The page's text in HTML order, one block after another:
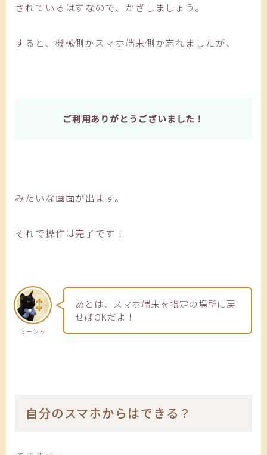
されているはずなので、かざしましょう。
すると、機械側かスマホ端末側か忘れましたが、
ご利用ありがとうございました！
みたいな画面が出ます。
それで操作は完了です！
ミーシャ
あとは、スマホ端末を指定の場所に戻
せばOKだよ！
自分のスマホからはできる？